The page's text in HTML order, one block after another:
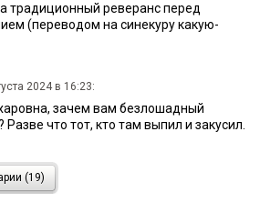
традиционный реверанс перед
(переводом на синекуру какую-
2024 в 16:23:
зачем вам безлошадный
что тот, кто там выпил и закусил.
2024 в 16:23:
дают почетные знания за служения
(19)